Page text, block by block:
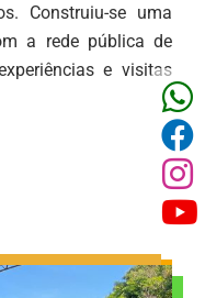
Construiu-se uma
a rede pública de
e visitas